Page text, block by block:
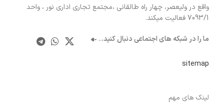
واقع در ولیعصر، چهار راه طالقانی ،مجتمع تجاری اداری نور ، واحد
7093/1 فعالیت میکند.
ما را در شبکه های اجتماعی دنبال کنید...
sitemap
لینک های مهم